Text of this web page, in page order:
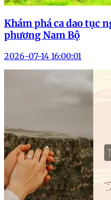
Khám phá ca dao tục
phương Nam Bộ
2026-07-14 16:00:01